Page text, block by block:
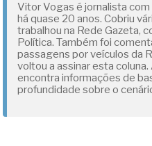
Vitor Vogas é jornalista
há quase 20 anos. Cobriu
trabalhou na Rede Gazeta,
Política. Também foi
passagens por veículos da
voltou a assinar esta
encontra informações de
profundidade sobre o